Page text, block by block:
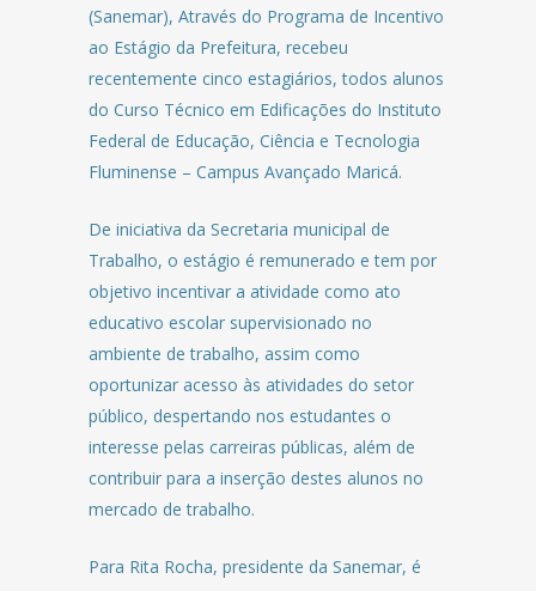
(Sanemar), Através do Programa de Incentivo
ao Estágio da Prefeitura, recebeu
recentemente cinco estagiários, todos alunos
do Curso Técnico em Edificações do Instituto
Federal de Educação, Ciência e Tecnologia
Fluminense – Campus Avançado Maricá.
De iniciativa da Secretaria municipal de
Trabalho, o estágio é remunerado e tem por
objetivo incentivar a atividade como ato
educativo escolar supervisionado no
ambiente de trabalho, assim como
oportunizar acesso às atividades do setor
público, despertando nos estudantes o
interesse pelas carreiras públicas, além de
contribuir para a inserção destes alunos no
mercado de trabalho.
Para Rita Rocha, presidente da Sanemar, é